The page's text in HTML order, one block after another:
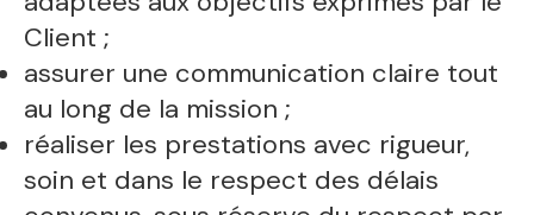
Client ;
assurer une communication claire tout
au long de la mission ;
réaliser les prestations avec rigueur,
soin et dans le respect des délais